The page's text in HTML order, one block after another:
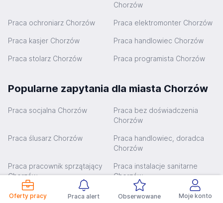
Oferty pracy Praca alert Obserwowane Moje konto
Chorzów
Praca ochroniarz Chorzów Praca elektromonter Chorzów
Praca kasjer Chorzów Praca handlowiec Chorzów
Praca stolarz Chorzów Praca programista Chorzów
Popularne zapytania dla miasta Chorzów
Praca socjalna Chorzów
Praca bez doświadczenia
Chorzów
Praca ślusarz Chorzów
Praca handlowiec, doradca
Chorzów
Praca pracownik sprzątający
Chorzów
Praca instalacje sanitarne
Chorzów
Praca księgowy Chorzów
Praca kierowcy c+e transport